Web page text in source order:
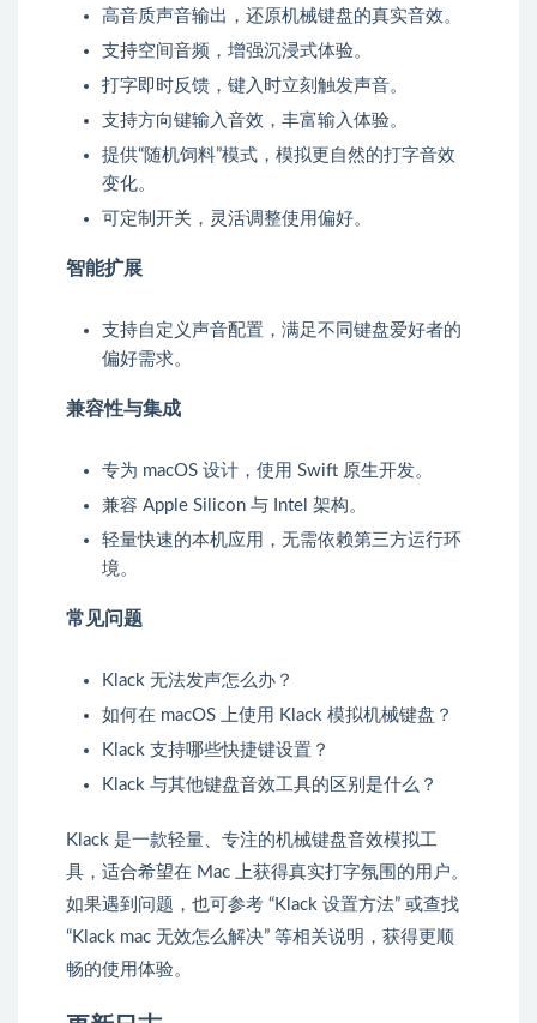
高音质声音输出，还原机械键盘的真实音效。
支持空间音频，增强沉浸式体验。
打字即时反馈，键入时立刻触发声音。
支持方向键输入音效，丰富输入体验。
提供“随机饲料”模式，模拟更自然的打字音效
变化。
可定制开关，灵活调整使用偏好。
智能扩展
支持自定义声音配置，满足不同键盘爱好者的
偏好需求。
兼容性与集成
专为 macOS 设计，使用 Swift 原生开发。
兼容 Apple Silicon 与 Intel 架构。
轻量快速的本机应用，无需依赖第三方运行环
境。
常见问题
Klack 无法发声怎么办？
如何在 macOS 上使用 Klack 模拟机械键盘？
Klack 支持哪些快捷键设置？
Klack 与其他键盘音效工具的区别是什么？
Klack 是一款轻量、专注的机械键盘音效模拟工
具，适合希望在 Mac 上获得真实打字氛围的用户。
如果遇到问题，也可参考 “Klack 设置方法” 或查找
“Klack mac 无效怎么解决” 等相关说明，获得更顺
畅的使用体验。